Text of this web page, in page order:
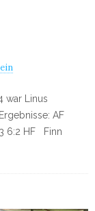
war Linus
AF
6:2 HF Finn